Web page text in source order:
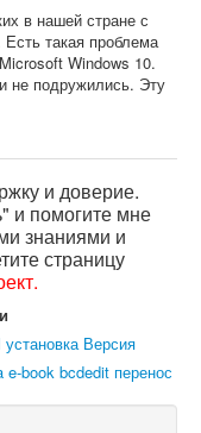
в нашей стране с
такая проблема
Windows 10.
не подружились. Эту
и доверие.
и помогите мне
знаниями и
страницу
.
установка Версия
e-book bcdedit перенос